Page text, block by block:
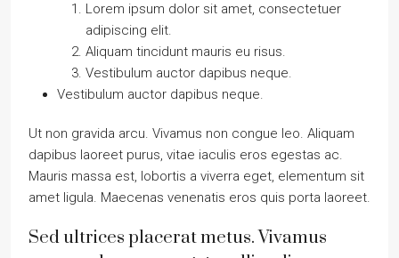
Lorem ipsum dolor sit amet, consectetuer
adipiscing elit.
Aliquam tincidunt mauris eu risus.
Vestibulum auctor dapibus neque.
Vestibulum auctor dapibus neque.
Ut non gravida arcu. Vivamus non congue leo. Aliquam
dapibus laoreet purus, vitae iaculis eros egestas ac.
Mauris massa est, lobortis a viverra eget, elementum sit
amet ligula. Maecenas venenatis eros quis porta laoreet.
Sed ultrices placerat metus. Vivamus